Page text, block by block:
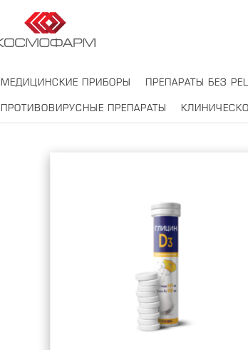
RU EN DE FR
МЕДИЦИНСКИЕ ПРИБОРЫ ПРЕПАРАТЫ БЕЗ
ПРОТИВОВИРУСНЫЕ ПРЕПАРАТЫ